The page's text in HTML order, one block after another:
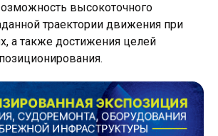
высокоточного
траектории движения при
а также достижения целей